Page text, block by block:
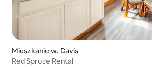
Mieszkanie w: Davis
Red Spruce Rental